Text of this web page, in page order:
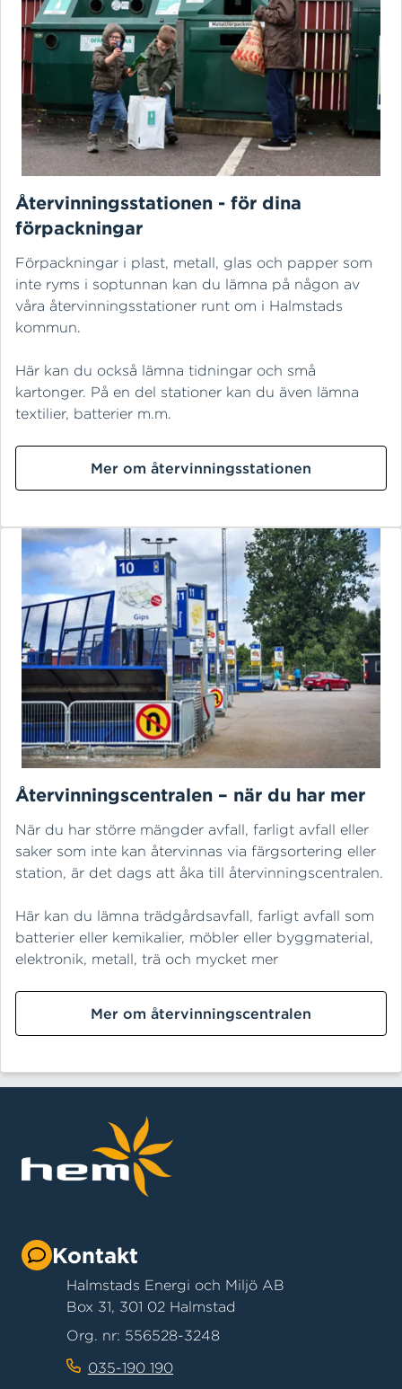
Återvinningsstationen - för dina
förpackningar
Förpackningar i plast, metall, glas och papper som
inte ryms i soptunnan kan du lämna på någon av
våra återvinningsstationer runt om i Halmstads
kommun.
Här kan du också lämna tidningar och små
kartonger. På en del stationer kan du även lämna
textilier, batterier m.m.
Mer om återvinningsstationen
Återvinningscentralen – när du har mer
När du har större mängder avfall, farligt avfall eller
saker som inte kan återvinnas via färgsortering eller
station, är det dags att åka till återvinningscentralen.
Här kan du lämna trädgårdsavfall, farligt avfall som
batterier eller kemikalier, möbler eller byggmaterial,
elektronik, metall, trä och mycket mer
Mer om återvinningscentralen
Kontakt
Halmstads Energi och Miljö AB
Box 31, 301 02 Halmstad
Org. nr: 556528-3248
035-190 190